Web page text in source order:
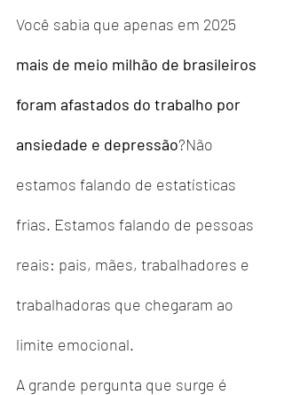
Você sabia que apenas em 2025
mais de meio milhão de brasileiros
foram afastados do trabalho por
ansiedade e depressão?Não
estamos falando de estatísticas
frias. Estamos falando de pessoas
reais: pais, mães, trabalhadores e
trabalhadoras que chegaram ao
limite emocional.
A grande pergunta que surge é